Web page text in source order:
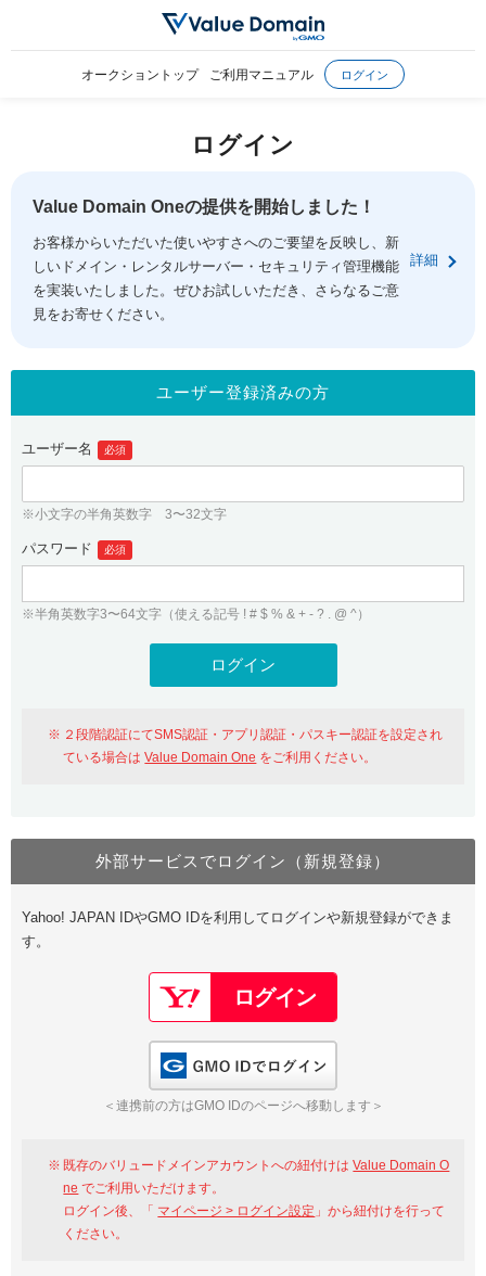
オークショントップ ご利用マニュアル ログイン
ログイン
Value Domain Oneの提供を開始しました！
お客様からいただいた使いやすさへのご要望を反映し、新
しいドメイン・レンタルサーバー・セキュリティ管理機能
を実装いたしました。ぜひお試しいただき、さらなるご意
見をお寄せください。
詳細
ユーザー登録済みの方
ユーザー名 必須
※小文字の半角英数字 3〜32文字
パスワード 必須
※半角英数字3〜64文字（使える記号 ! # $ % & + - ? . @ ^）
２段階認証にてSMS認証・アプリ認証・パスキー認証を設定され
ている場合はValue Domain One をご利用ください。
外部サービスでログイン（新規登録）
Yahoo! JAPAN IDやGMO IDを利用してログインや新規登録ができま
す。
＜連携前の方はGMO IDのページへ移動します＞
既存のバリュードメインアカウントへの紐付けはValue Domain O
ne でご利用いただけます。
ログイン後、「 マイページ > ログイン設定 」から紐付けを行って
ください。